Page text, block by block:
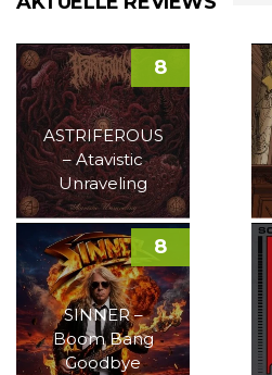
ASTRIFEROUS
– Atavistic
Unraveling
8
SINNER –
Boom Bang
Goodbye
8